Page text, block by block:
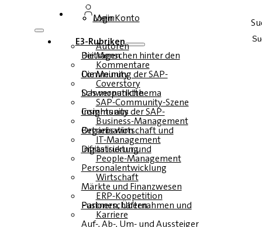
Login
Mein Konto
E3-Rubriken
Autoren
Die Menschen hinter den Beiträgen
Kommentare
Die Meinung der SAP-Community
Coverstory
Das monatliche Schwerpunktthema
SAP-Community-Szene
Insights aus der SAP-Community
Business-Management
Betriebswirtschaft und Organisation
IT-Management
Infrastruktur und Digitalisierung
People-Management
Personalentwicklung
Wirtschaft
Märkte und Finanzwesen
ERP-Koopetition
Fusionen, Übernahmen und Partnerschaften
Karriere
Auf-, Ab-, Um- und Aussteiger